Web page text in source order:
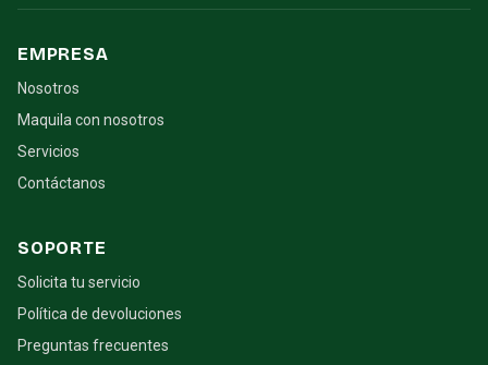
EMPRESA
Nosotros
Maquila con nosotros
Servicios
Contáctanos
SOPORTE
Solicita tu servicio
Política de devoluciones
Preguntas frecuentes